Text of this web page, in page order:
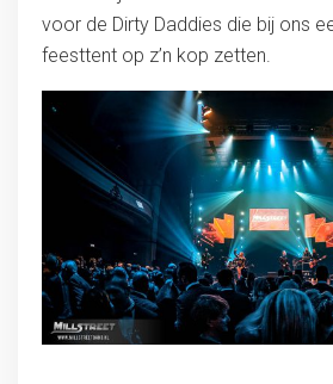
voor de Dirty Daddies die bij ons
feesttent op z’n kop zetten.